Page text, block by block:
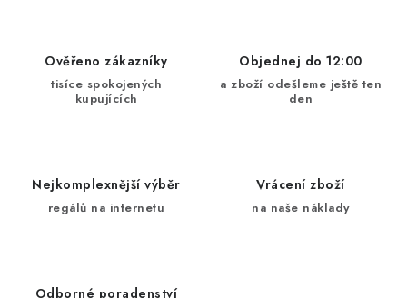
Ověřeno zákazníky
tisíce spokojených
kupujících
Objednej do 12:00
a zboží odešleme ještě ten
den
Nejkomplexnější výběr
regálů na internetu
Vrácení zboží
na naše náklady
Odborné poradenství